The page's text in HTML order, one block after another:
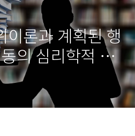
이론과 계획된 행
의 심리학적 이